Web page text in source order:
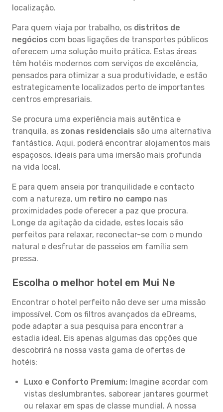
localização.
Para quem viaja por trabalho, os distritos de
negócios com boas ligações de transportes públicos
oferecem uma solução muito prática. Estas áreas
têm hotéis modernos com serviços de excelência,
pensados para otimizar a sua produtividade, e estão
estrategicamente localizados perto de importantes
centros empresariais.
Se procura uma experiência mais autêntica e
tranquila, as zonas residenciais são uma alternativa
fantástica. Aqui, poderá encontrar alojamentos mais
espaçosos, ideais para uma imersão mais profunda
na vida local.
E para quem anseia por tranquilidade e contacto
com a natureza, um retiro no campo nas
proximidades pode oferecer a paz que procura.
Longe da agitação da cidade, estes locais são
perfeitos para relaxar, reconectar-se com o mundo
natural e desfrutar de passeios em família sem
pressa.
Escolha o melhor hotel em Mui Ne
Encontrar o hotel perfeito não deve ser uma missão
impossível. Com os filtros avançados da eDreams,
pode adaptar a sua pesquisa para encontrar a
estadia ideal. Eis apenas algumas das opções que
descobrirá na nossa vasta gama de ofertas de
hotéis:
Luxo e Conforto Premium: Imagine acordar com
vistas deslumbrantes, saborear jantares gourmet
ou relaxar em spas de classe mundial. A nossa